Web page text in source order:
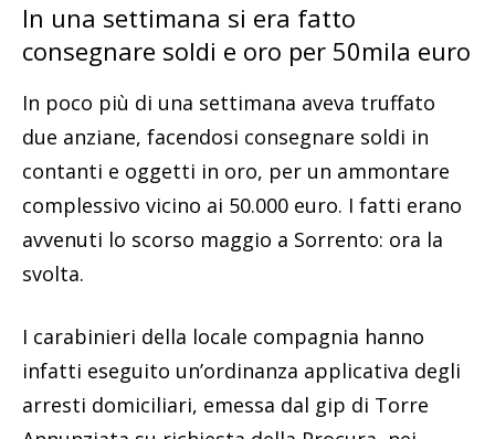
In una settimana si era fatto
consegnare soldi e oro per 50mila euro
In poco più di una settimana aveva truffato
due anziane, facendosi consegnare soldi in
contanti e oggetti in oro, per un ammontare
complessivo vicino ai 50.000 euro. I fatti erano
avvenuti lo scorso maggio a Sorrento: ora la
svolta.
I carabinieri della locale compagnia hanno
infatti eseguito un’ordinanza applicativa degli
arresti domiciliari, emessa dal gip di Torre